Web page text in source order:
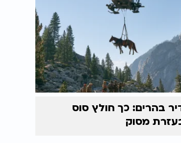
בהרים: כך חולץ סוס
מסוק